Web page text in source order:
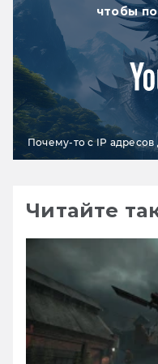
чтобы
Почему-то с IP адресов
Читайте